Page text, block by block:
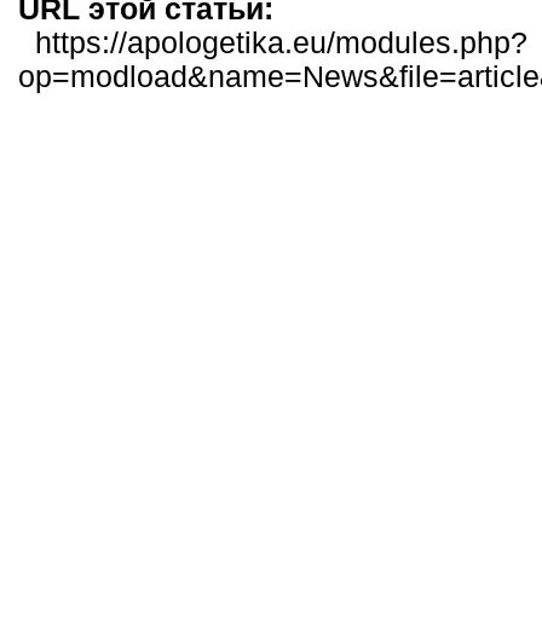
URL этой статьи:
https://apologetika.eu/modules.php?